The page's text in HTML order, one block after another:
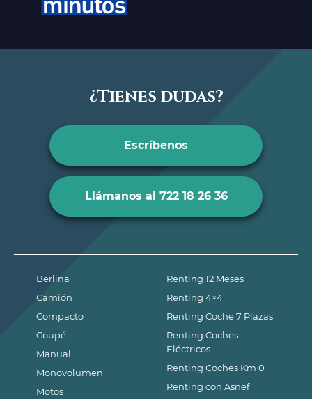
¿Tienes dudas?
Escríbenos
Llámanos al 722 18 26 36
Berlina
Camión
Compacto
Coupé
Manual
Monovolumen
Motos
Renting 12 Meses
Renting 4×4
Renting Coche 7 Plazas
Renting Coches
Eléctricos
Renting Coches Km 0
Renting con Asnef